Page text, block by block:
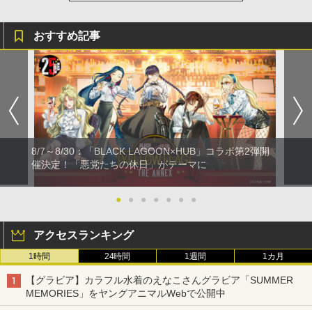
おすすめ記事
8/7～8/30：「BLACK LAGOON×HUB」コラボ第2弾開
催決定！「悪党たちの休日」がテーマに
● ● ● ● ● ● ●
アクセスランキング
1時間 24時間 1週間 1カ月
【グラビア】カラフル水着のえなこさんグラビア「SUMMER
MEMORIES」をヤングアニマルWebで公開中